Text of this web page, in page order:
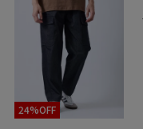
24%OFF